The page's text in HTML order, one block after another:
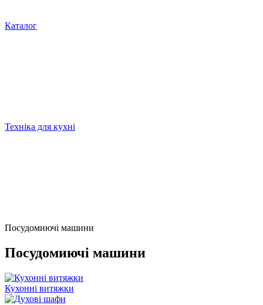
Каталог
Техніка для кухні
Посудомиючі машини
Посудомиючі машини
Кухонні витяжки